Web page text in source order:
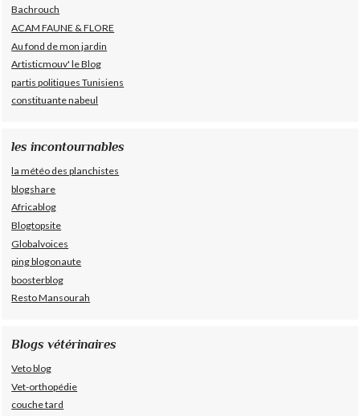
Bachrouch
ACAM FAUNE & FLORE
Au fond de mon jardin
Artisticmouv' le Blog
partis politiques Tunisiens
constituante nabeul
les incontournables
la météo des planchistes
blogshare
Africablog
Blogtopsite
Globalvoices
ping blogonaute
boosterblog
Resto Mansourah
Blogs vétérinaires
Veto blog
Vet-orthopédie
couche tard